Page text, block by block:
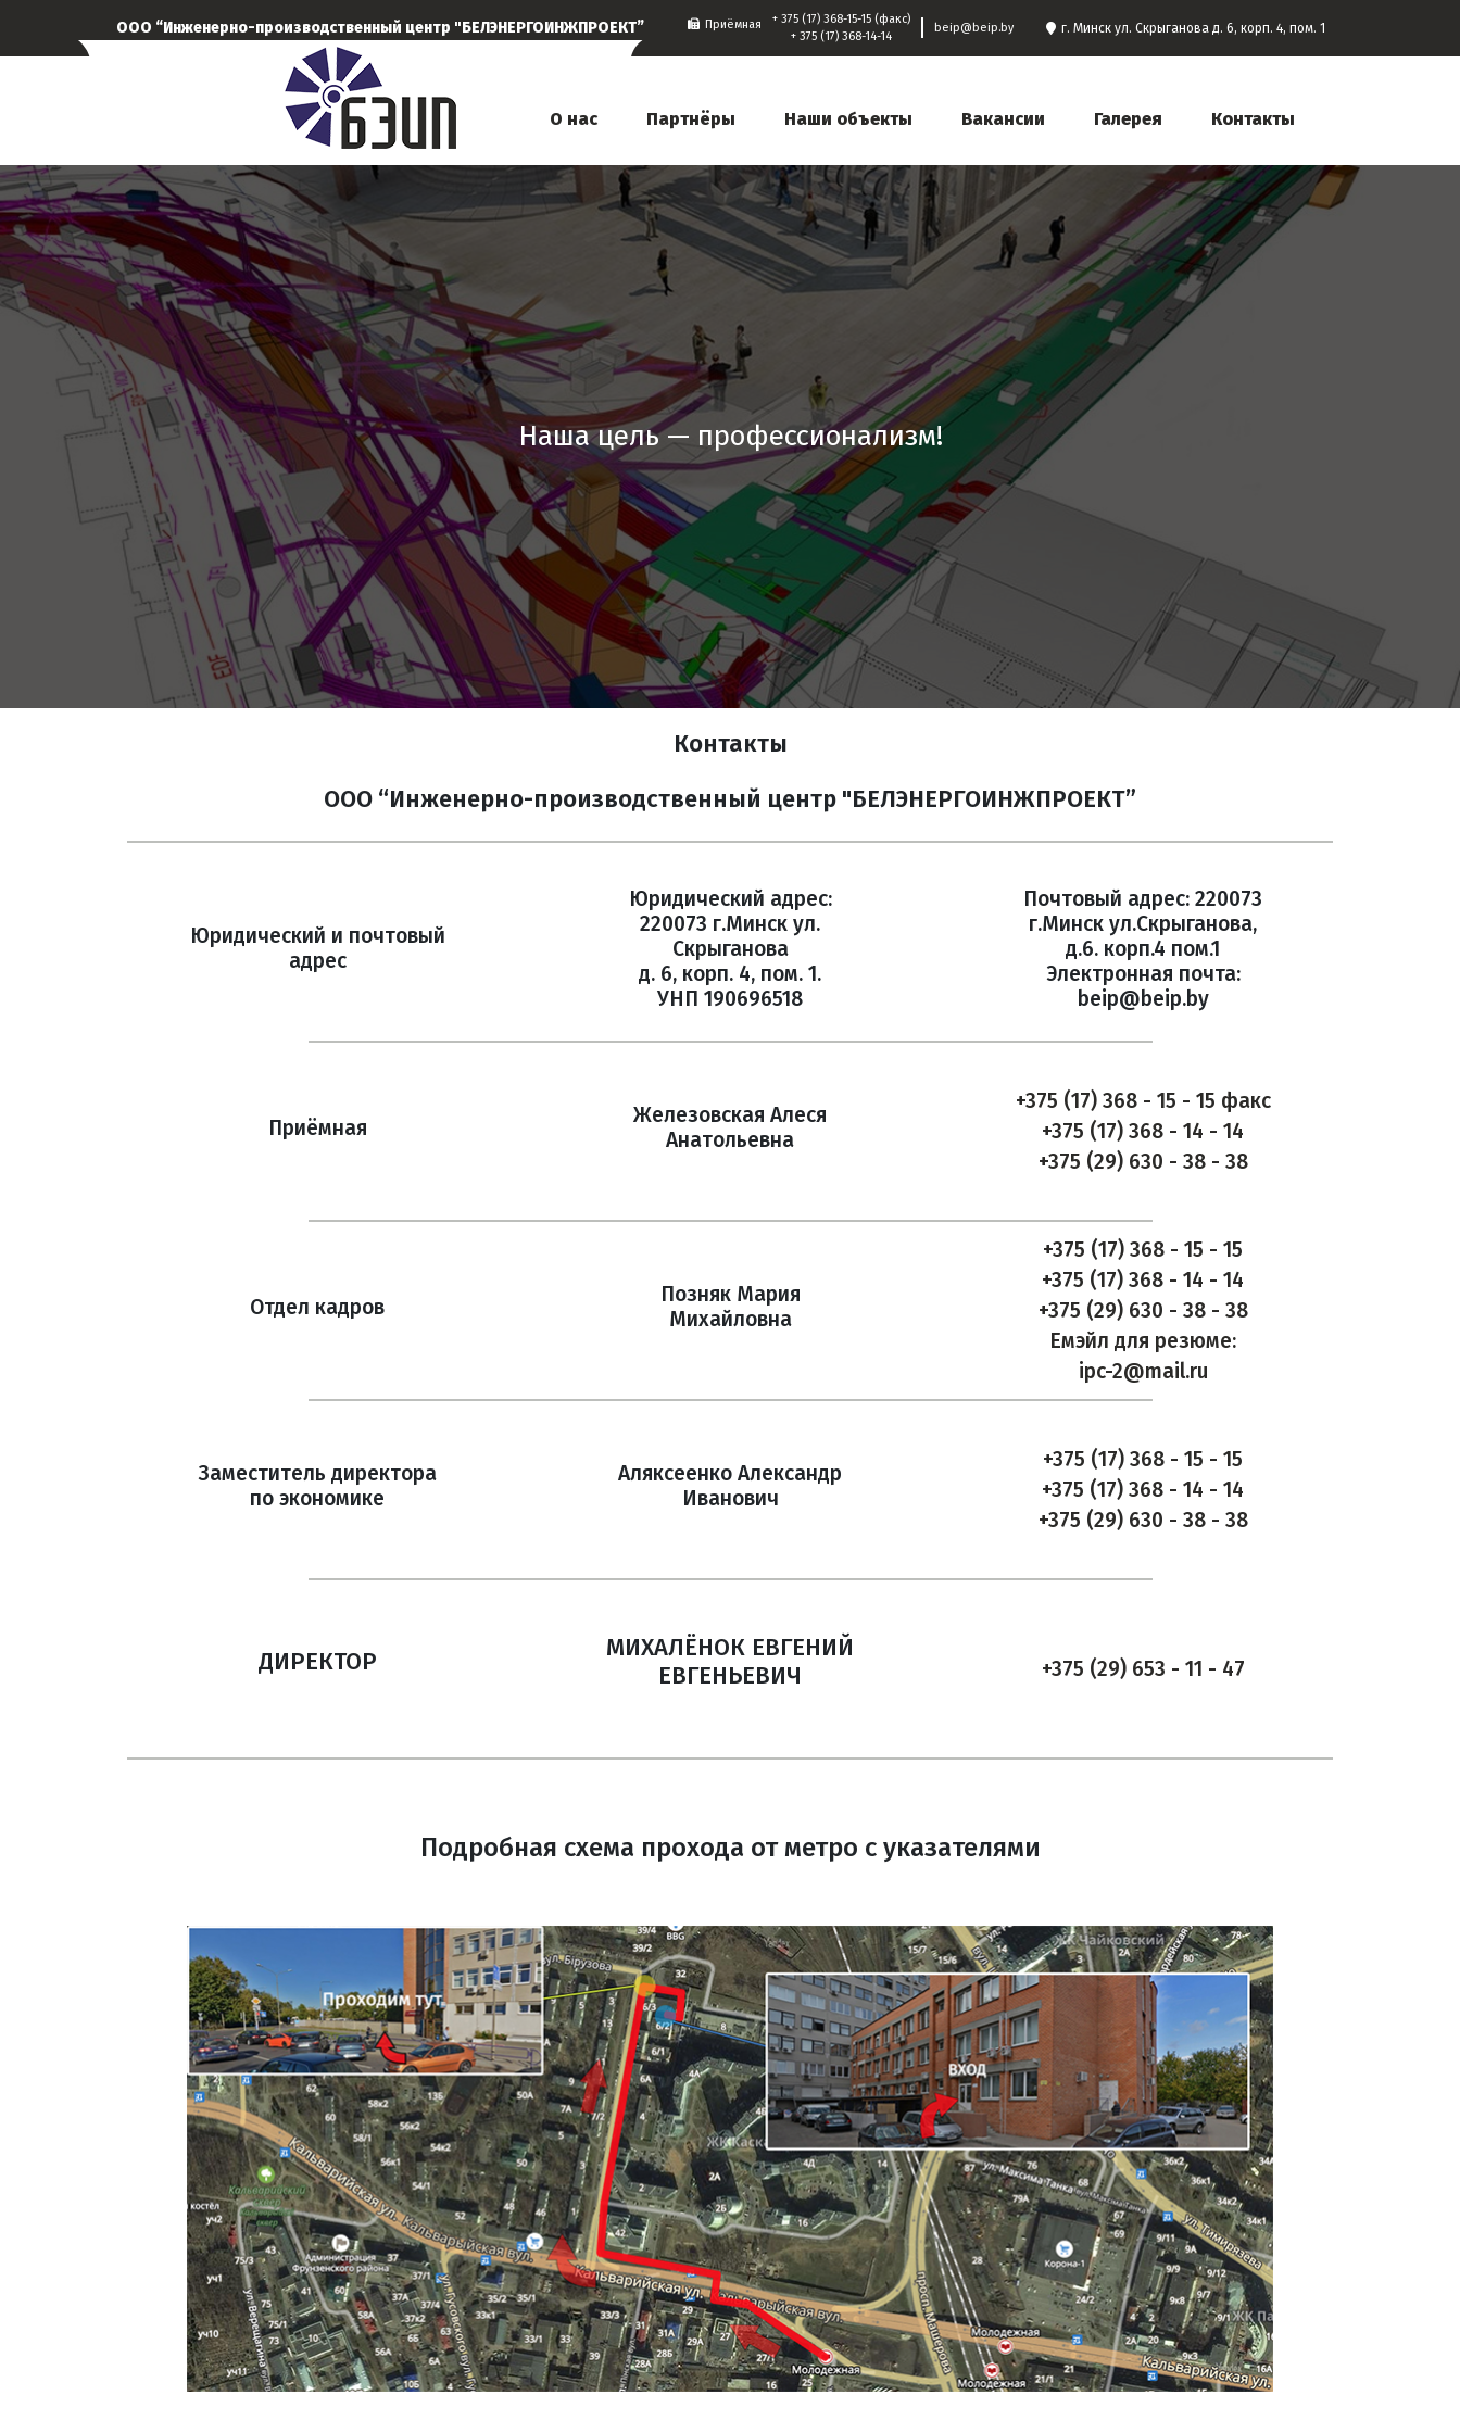
ООО “Инженерно-производственный центр "БЕЛЭНЕРГОИНЖПРОЕКТ” Приёмная
+ 375 (17) 368-15-15 (факс)
+ 375 (17) 368-14-14
beip@beip.by г. Минск ул. Скрыганова д. 6, корп. 4, пом. 1
О нас Партнёры Наши объекты Вакансии Галерея Контакты
Наша цель — профессионализм!
Контакты
ООО “Инженерно-производственный центр "БЕЛЭНЕРГОИНЖПРОЕКТ”
Юридический и почтовый
адрес
Юридический адрес:
220073 г.Минск ул.
Скрыганова
д. 6, корп. 4, пом. 1.
УНП 190696518
Почтовый адрес: 220073
г.Минск ул.Скрыганова,
д.6. корп.4 пом.1
Электронная почта:
beip@beip.by
Приёмная
Железовская Алеся
Анатольевна
+375 (17) 368 - 15 - 15 факс
+375 (17) 368 - 14 - 14
+375 (29) 630 - 38 - 38
Отдел кадров
Позняк Мария
Михайловна
+375 (17) 368 - 15 - 15
+375 (17) 368 - 14 - 14
+375 (29) 630 - 38 - 38
Емэйл для резюме:
ipc-2@mail.ru
Заместитель директора
по экономике
Аляксеенко Александр
Иванович
+375 (17) 368 - 15 - 15
+375 (17) 368 - 14 - 14
+375 (29) 630 - 38 - 38
ДИРЕКТОР
МИХАЛЁНОК ЕВГЕНИЙ
ЕВГЕНЬЕВИЧ
+375 (29) 653 - 11 - 47
Подробная схема прохода от метро с указателями